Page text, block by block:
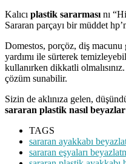
Kalıcı plastik sararması nı
Sararan parçayı bir müddet
Domestos, porçöz, diş macunu
yardımı ile sürterek
kullanırken dikkatli
çözüm sunabilir.
Sizin de aklınıza gelen,
sararan plastik nasıl beyazlar
TAGS
sararan ayakkabı
sararan eşyaları